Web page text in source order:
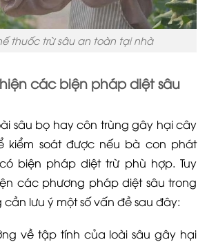
thuốc trừ sâu an toàn tại nhà
các biện pháp diệt sâu
sâu bọ hay côn trùng gây hại cây
kiểm soát được nếu bà con phát
biện pháp diệt trừ phù hợp. Tuy
các phương pháp diệt sâu trong
lưu ý một số vấn đề sau đây:
về tập tính của loài sâu gây hại